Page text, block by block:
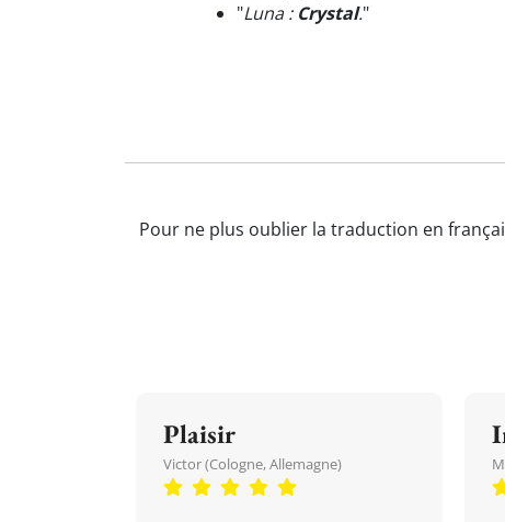
"Luna : Crystal."
Pour ne plus oublier la traduction en
Plaisir
Victor (Cologne, Allemagne)